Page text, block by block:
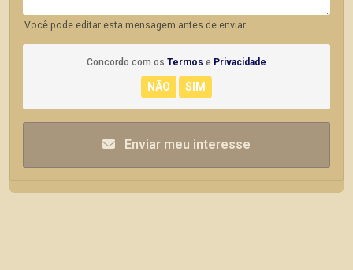
Você pode editar esta mensagem antes de enviar.
Concordo com os Termos e Privacidade
Enviar meu interesse